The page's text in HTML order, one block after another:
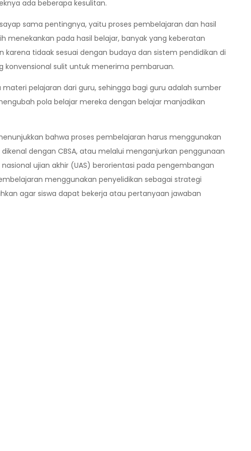
ada beberapa kesulitan.
sama pentingnya, yaitu proses pembelajaran dan hasil
menekankan pada hasil belajar, banyak yang keberatan
tidaak sesuai dengan budaya dan sistem pendidikan di
sulit untuk menerima pembaruan.
pelajaran dari guru, sehingga bagi guru adalah sumber
pola belajar mereka dengan belajar manjadikan
bahwa proses pembelajaran harus menggunakan
dengan CBSA, atau melalui menganjurkan penggunaan
ujian akhir (UAS) berorientasi pada pengembangan
menggunakan penyelidikan sebagai strategi
agar siswa dapat bekerja atau pertanyaan jawaban